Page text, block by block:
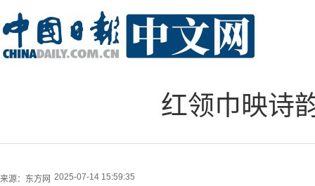
红领巾映诗
来源： 东方网 2025-07-14 15:59:35